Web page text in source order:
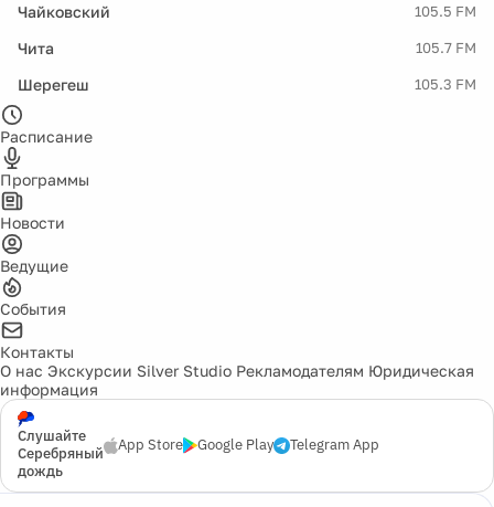
Чайковский 105.5 FM
Чита 105.7 FM
Шерегеш 105.3 FM
Расписание
Программы
Новости
Ведущие
События
Контакты
О нас Экскурсии Silver Studio Рекламодателям Юридическая
информация
Слушайте
Серебряный
дождь
App Store Google Play Telegram App